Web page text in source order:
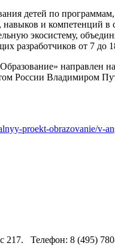
детей по
навыков и компетенций
экосистему,
разработчиков от 7 до
направлен
России Владимиром
proekt-obrazovanie/v-
217. Телефон: 8 (495)